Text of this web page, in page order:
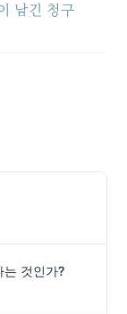
남긴 청구
는 것인가?